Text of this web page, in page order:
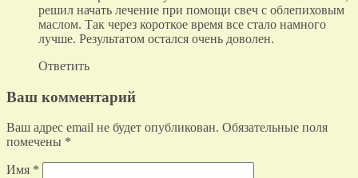
решил начать лечение при помощи свеч с облепиховым
маслом. Так через короткое время все стало намного
лучше. Результатом остался очень доволен.
Ответить
Ваш комментарий
Ваш адрес email не будет опубликован. Обязательные поля
помечены *
Имя *